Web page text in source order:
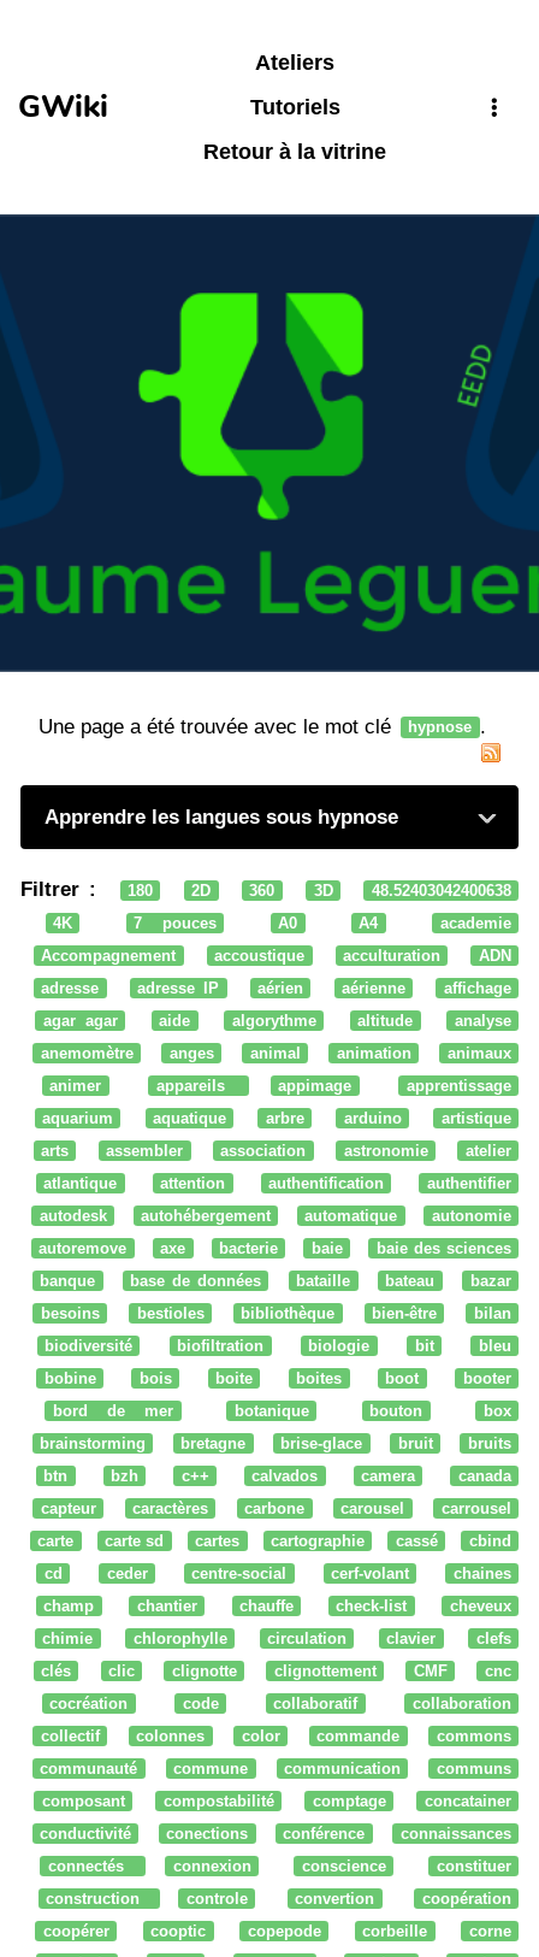
GWiki
Ateliers
Tutoriels
Retour à la vitrine
Une page a été trouvée avec le mot clé hypnose .
Apprendre les langues sous hypnose
Filtrer : 180 2D 360 3D
48.52403042400638
4K
7 pouces A0 A4
academie
Accompagnement
accoustique acculturation
ADN
adresse
adresse IP aérien aérienne
affichage
agar agar
aide algorythme altitude
analyse
anemomètre
anges animal animation
animaux
animer
appareils appimage
apprentissage
aquarium
aquatique arbre arduino
artistique
arts
assembler association astronomie
atelier
atlantique
attention authentification
authentifier
autodesk
autohébergement automatique
autonomie
autoremove
axe bacterie baie
baie des sciences
banque
base de données bataille bateau
bazar
besoins
bestioles bibliothèque bien-être
bilan
biodiversité
biofiltration biologie bit
bleu
bobine
bois boite boites boot
booter
bord de mer
botanique bouton
box
brainstorming
bretagne brise-glace bruit
bruits
btn
bzh c++ calvados camera
canada
capteur
caractères carbone carousel
carrousel
carte
carte sd cartes cartographie cassé
cbind
cd
ceder centre-social cerf-volant
chaines
champ
chantier chauffe check-list
cheveux
chimie
chlorophylle circulation clavier
clefs
clés
clic clignotte clignottement CMF
cnc
cocréation
code collaboratif
collaboration
collectif
colonnes color commande
commons
communauté
commune communication
communs
composant
compostabilité comptage
concatainer
conductivité
conections conférence
connaissances
connectés
connexion conscience
constituer
construction
controle convertion
coopération
coopérer
cooptic copepode corbeille
corne